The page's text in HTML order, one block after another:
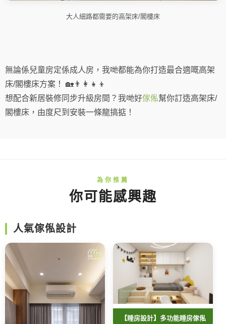
大人細路都需要的高架床/閣樓床
無論係兒童房定係成人房，我哋都能為你打造最合適嘅高架
床/閣樓床方案！ 🏡👨‍👩‍👧‍👦
想配合新居裝修同步升級房間？我哋好傢俬幫你訂造高架床/
閣樓床，由度尺到安裝一條龍搞掂！
你可能感興趣
人氣傢俬設計
【睡房設計】多功能睡房傢俬